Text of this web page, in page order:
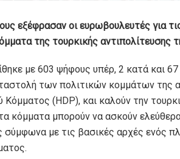
εξέφρασαν οι ευρωβουλευτές για
της τουρκικής αντιπολίτευσης
με 603 ψήφους υπέρ, 2 κατά και
των πολιτικών κομμάτων της
Κόμματος (HDP), και καλούν την
κόμματα μπορούν να ασκούν
σύμφωνα με τις βασικές αρχές ενός